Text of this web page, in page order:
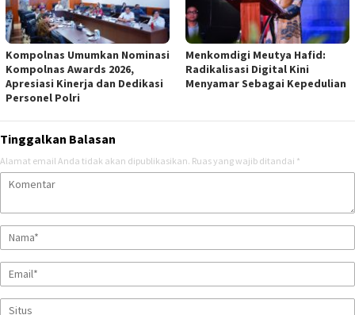
Kompolnas Umumkan Nominasi
Kompolnas Awards 2026,
Apresiasi Kinerja dan Dedikasi
Personel Polri
Menkomdigi Meutya Hafid:
Radikalisasi Digital Kini
Menyamar Sebagai Kepedulian
Tinggalkan Balasan
Alamat email Anda tidak akan dipublikasikan. Ruas yang wajib ditandai *